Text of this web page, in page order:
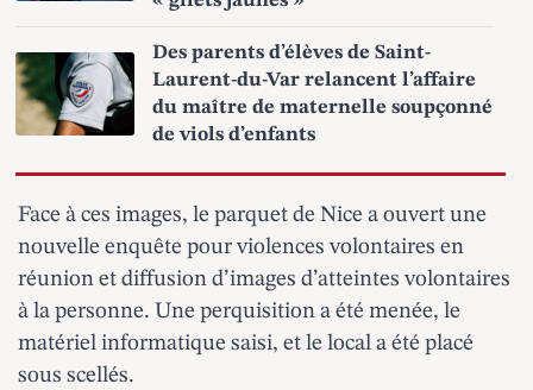
Des parents d’élèves de Saint-
Laurent-du-Var relancent l’affaire
du maître de maternelle soupçonné
de viols d’enfants
Face à ces images, le parquet de Nice a ouvert une
nouvelle enquête pour violences volontaires en
réunion et diffusion d’images d’atteintes volontaires
à la personne. Une perquisition a été menée, le
matériel informatique saisi, et le local a été placé
sous scellés.